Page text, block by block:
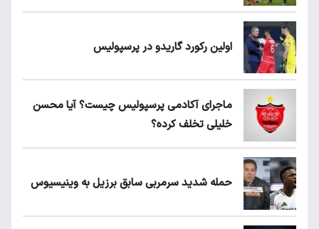
اولین رکورد گاریدو در پرسپولیس
ماجرای آکادمی پرسپولیس چیست؟ آیا محسن
خلیلی تخلف کرده؟
حمله شدید سرمربی سابق برزیل به وینیسیوس